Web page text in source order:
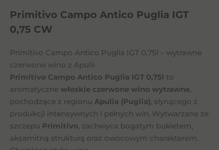
IGT
0,75
Primitivo Campo Antico Puglia IGT
0,75 CW
Primitivo Campo Antico Puglia IGT 0,75l – wytrawne
czerwone wino z Apulii
Primitivo Campo Antico Puglia IGT 0,75l to
aromatyczne włoskie czerwone wino wytrawne,
pochodzące z regionu Apulia (Puglia), słynącego z
produkcji intensywnych i pełnych win. Wytwarzane ze
szczepu Primitivo, zachwyca bogatym bukietem,
aksamitną strukturą oraz owocowym charakterem.